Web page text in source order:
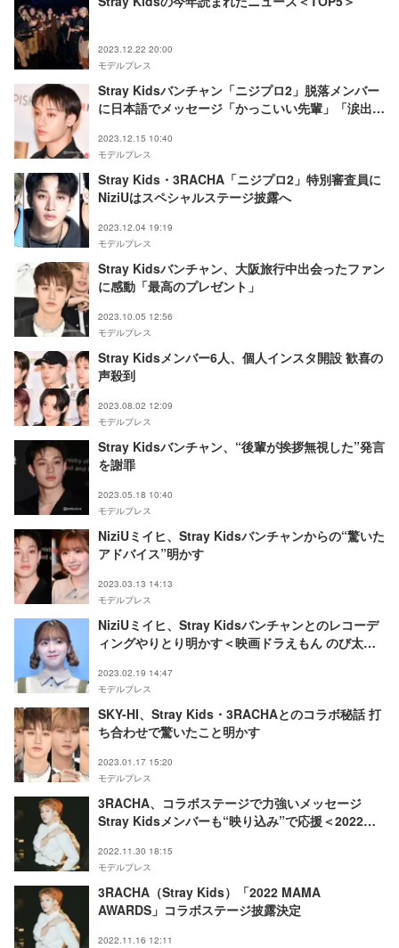
2023.12.22 20:00
モデルプレス
Stray Kidsバンチャン「ニジプロ2」脱落メンバー
に日本語でメッセージ「かっこいい先輩」「涙出
Boys Audition＞
2023.12.15 10:40
モデルプレス
Stray Kids・3RACHA「ニジプロ2」特別審査員に
NiziUはスペシャルステージ披露へ
2023.12.04 19:19
モデルプレス
Stray Kidsバンチャン、大阪旅行中出会ったファン
に感動「最高のプレゼント」
2023.10.05 12:56
モデルプレス
Stray Kidsメンバー6人、個人インスタ開設 歓喜の
声殺到
2023.08.02 12:09
モデルプレス
Stray Kidsバンチャン、“後輩が挨拶無視した”発言
を謝罪
2023.05.18 10:40
モデルプレス
NiziUミイヒ、Stray Kidsバンチャンからの“驚いた
アドバイス”明かす
2023.03.13 14:13
モデルプレス
NiziUミイヒ、Stray Kidsバンチャンとのレコーデ
ィングやりとり明かす＜映画ドラえもん のび太と
2023.02.19 14:47
モデルプレス
SKY-HI、Stray Kids・3RACHAとのコラボ秘話 打
ち合わせで驚いたこと明かす
2023.01.17 15:20
モデルプレス
3RACHA、コラボステージで力強いメッセージ
Stray Kidsメンバーも“映り込み”で応援＜2022
2022.11.30 18:15
モデルプレス
3RACHA（Stray Kids）「2022 MAMA
AWARDS」コラボステージ披露決定
2022.11.16 12:11